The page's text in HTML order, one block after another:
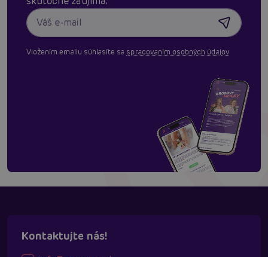
Vložením emailu súhlasíte sa spracovaním osobných údajov
Kontaktujte nás!